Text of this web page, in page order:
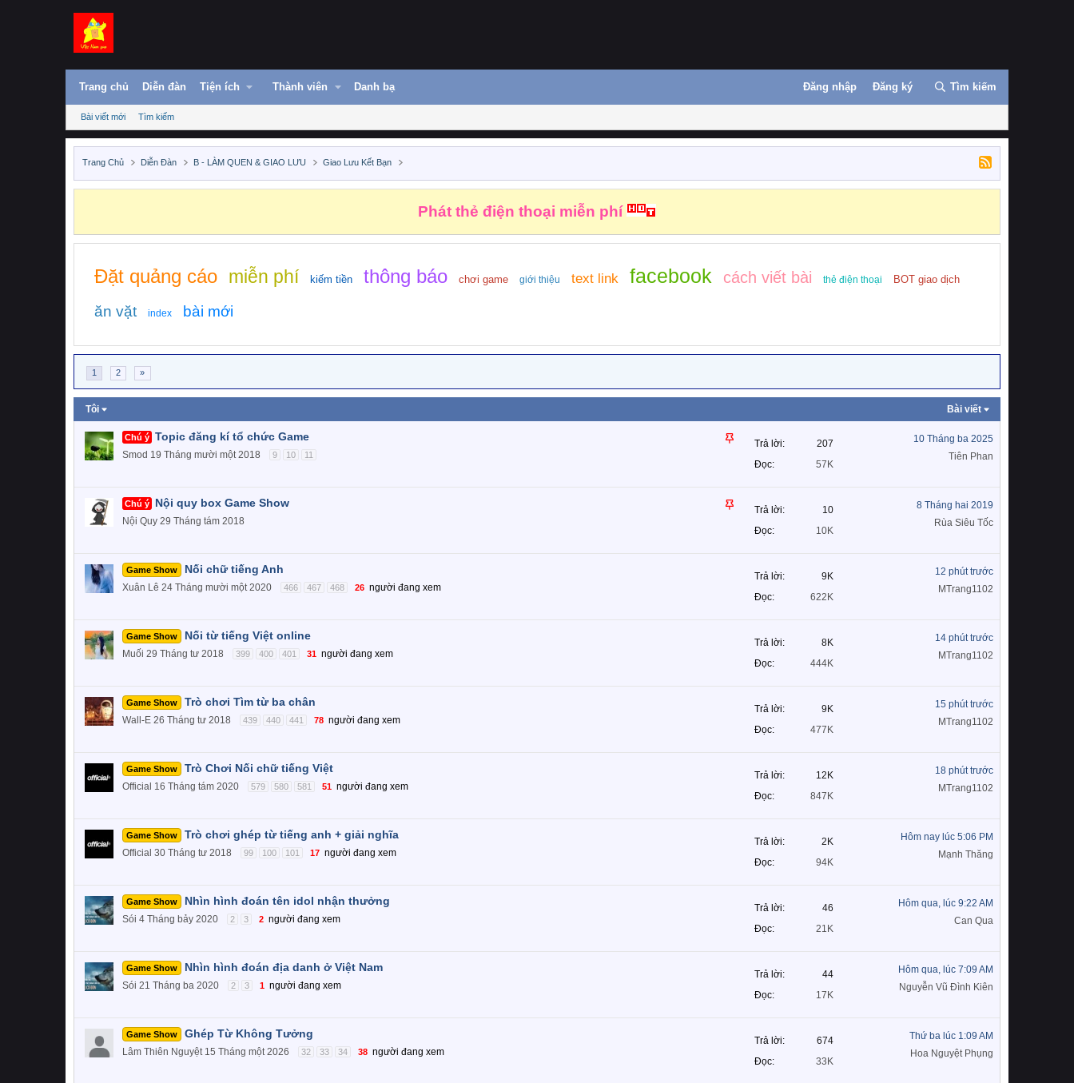
Trang chủ Diễn đàn Tiện ích Thành viên Danh bạ Đăng nhập Đăng ký Tìm kiếm
Bài viết mới Tìm kiếm
Trang Chủ Diễn Đàn B - LÀM QUEN & GIAO LƯU Giao Lưu Kết Bạn
Phát thẻ điện thoại miễn phí
Đặt quảng cáo miễn phí kiếm tiền thông báo chơi game giới thiệu text link facebook cách viết bài thẻ điện thoại BOT giao dịch
ăn vặt index bài mới
1 2 »
Tôi Bài viết
D
l
ê
a
Chú ý Topic đăng kí tổ chức Game
Smod 19 Tháng mười một 2018 9 10 11
Trả lời
207
Đọc
57K
10 Tháng ba 2025
Tiên Phan
D
l
a
Chú ý Nội quy box Game Show
Nội Quy 29 Tháng tám 2018
Trả lời
10
Đọc
10K
8 Tháng hai 2019
Rùa Siêu Tốc
Game Show Nối chữ tiếng Anh
Xuân Lê 24 Tháng mười một 2020 466 467 468 26 người đang xem
Trả lời
9K
Đọc
622K
12 phút trước
MTrang1102
Game Show Nối từ tiếng Việt online
Muối 29 Tháng tư 2018 399 400 401 31 người đang xem
Trả lời
8K
Đọc
444K
14 phút trước
MTrang1102
Game Show Trò chơi Tìm từ ba chân
Wall-E 26 Tháng tư 2018 439 440 441 78 người đang xem
Trả lời
9K
Đọc
477K
15 phút trước
MTrang1102
Game Show Trò Chơi Nối chữ tiếng Việt
Official 16 Tháng tám 2020 579 580 581 51 người đang xem
Trả lời
12K
Đọc
847K
18 phút trước
MTrang1102
Game Show Trò chơi ghép từ tiếng anh + giải nghĩa
Official 30 Tháng tư 2018 99 100 101 17 người đang xem
Trả lời
2K
Đọc
94K
Hôm nay lúc 5:06 PM
Mạnh Thăng
Game Show Nhìn hình đoán tên idol nhận thưởng
Sói 4 Tháng bảy 2020 2 3 2 người đang xem
Trả lời
46
Đọc
21K
Hôm qua, lúc 9:22 AM
Can Qua
Game Show Nhìn hình đoán địa danh ở Việt Nam
Sói 21 Tháng ba 2020 2 3 1 người đang xem
Trả lời
44
Đọc
17K
Hôm qua, lúc 7:09 AM
Nguyễn Vũ Đình Kiên
Game Show Ghép Từ Không Tưởng
Lâm Thiên Nguyệt 15 Tháng một 2026 32 33 34 38 người đang xem
Trả lời
674
Đọc
33K
Thứ ba lúc 1:09 AM
Hoa Nguyệt Phụng